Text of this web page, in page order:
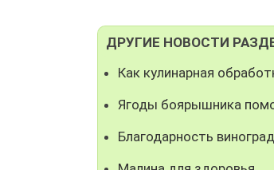
ДРУГИЕ НОВОСТИ
Как кулинарная
Ягоды боярышника
Благодарность